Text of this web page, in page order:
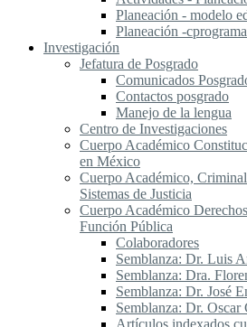
Planeación - modelo
Planeación -
Investigación
Jefatura de Posgrado
Comunicados
Contactos posgrado
Manejo de la lengua
Centro de Investigaciones
Cuerpo Académico
en México
Cuerpo Académico,
Sistemas de Justicia
Cuerpo Académico
Función Pública
Colaboradores
Semblanza: Dr. Luis
Semblanza: Dra.
Semblanza: Dr. José
Semblanza: Dr. Oscar